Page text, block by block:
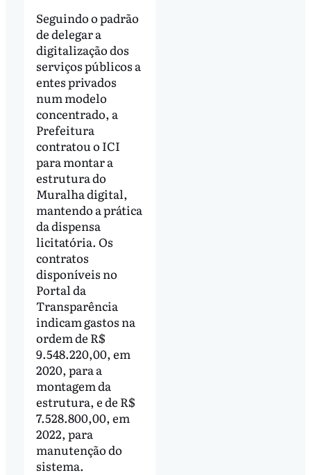
Seguindo o padrão
de delegar a
digitalização dos
serviços públicos a
entes privados
num modelo
concentrado, a
Prefeitura
contratou o ICI
para montar a
estrutura do
Muralha digital,
mantendo a prática
da dispensa
licitatória. Os
contratos
disponíveis no
Portal da
Transparência
indicam gastos na
ordem de R$
9.548.220,00, em
2020, para a
montagem da
estrutura, e de R$
7.528.800,00, em
2022, para
manutenção do
sistema.